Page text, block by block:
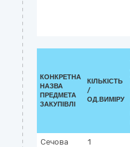
КОНКРЕТНА
НАЗВА
ПРЕДМЕТА
ЗАКУПІВЛІ
КІЛЬКІСТЬ
/
ОД.ВИМІРУ
Сечова
1